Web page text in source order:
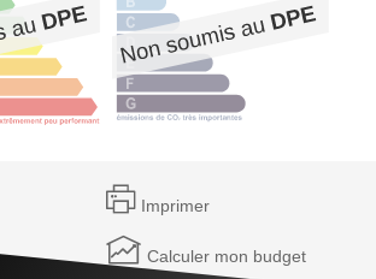
Imprimer
Calculer mon budget